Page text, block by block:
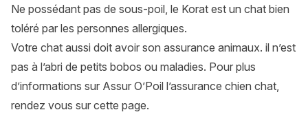
Ne possédant pas de sous-poil, le Korat est un chat bien
toléré par les personnes allergiques.
Votre chat aussi doit avoir son assurance animaux. il n’est
pas à l’abri de petits bobos ou maladies. Pour plus
d’informations sur Assur O’Poil l’assurance chien chat,
rendez vous sur cette page.